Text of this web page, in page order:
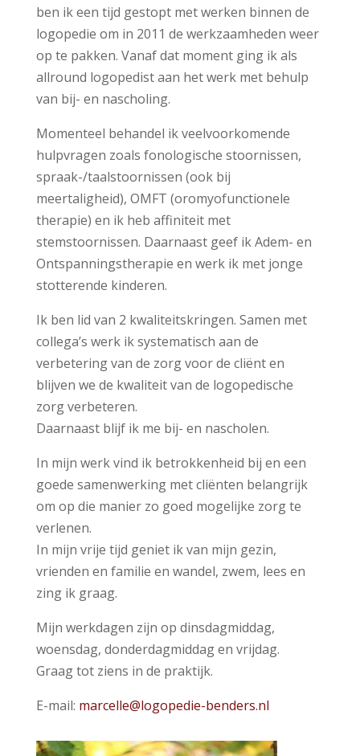
ben ik een tijd gestopt met werken binnen de
logopedie om in 2011 de werkzaamheden weer
op te pakken. Vanaf dat moment ging ik als
allround logopedist aan het werk met behulp
van bij- en nascholing.
Momenteel behandel ik veelvoorkomende
hulpvragen zoals fonologische stoornissen,
spraak-/taalstoornissen (ook bij
meertaligheid), OMFT (oromyofunctionele
therapie) en ik heb affiniteit met
stemstoornissen. Daarnaast geef ik Adem- en
Ontspanningstherapie en werk ik met jonge
stotterende kinderen.
Ik ben lid van 2 kwaliteitskringen. Samen met
collega’s werk ik systematisch aan de
verbetering van de zorg voor de cliënt en
blijven we de kwaliteit van de logopedische
zorg verbeteren.
Daarnaast blijf ik me bij- en nascholen.
In mijn werk vind ik betrokkenheid bij en een
goede samenwerking met cliënten belangrijk
om op die manier zo goed mogelijke zorg te
verlenen.
In mijn vrije tijd geniet ik van mijn gezin,
vrienden en familie en wandel, zwem, lees en
zing ik graag.
Mijn werkdagen zijn op dinsdagmiddag,
woensdag, donderdagmiddag en vrijdag.
Graag tot ziens in de praktijk.
E-mail: marcelle@logopedie-benders.nl